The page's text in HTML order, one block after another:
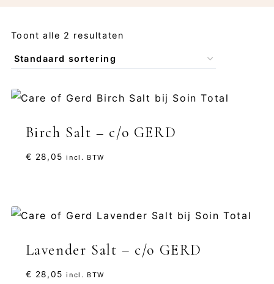
Toont alle 2 resultaten
Birch Salt – c/o GERD
€ 28,05 incl. BTW
Lavender Salt – c/o GERD
€ 28,05 incl. BTW